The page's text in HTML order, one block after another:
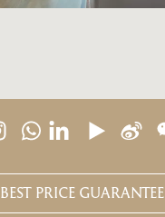
BEST PRICE GUARANTEE